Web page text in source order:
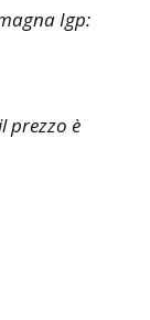
Igp:
prezzo è